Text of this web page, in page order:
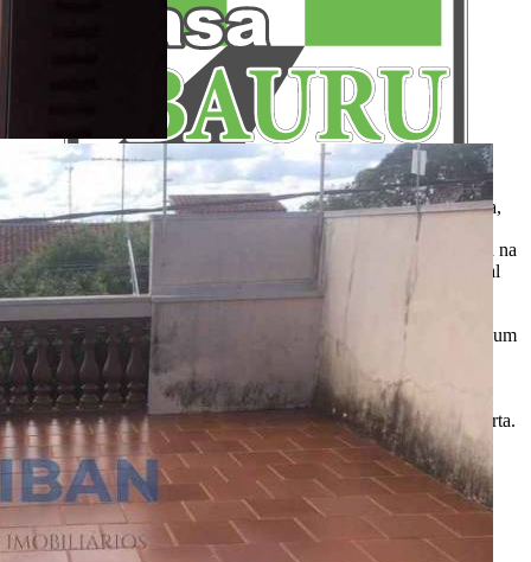
Aqui, no Portal Casa Bauru você encontra os imóveis para venda,
locação e aluguel de temporada das principais imobiliárias e
corretores em um só lugar. Precisando de um salão, chácara, casa na
praia ou sítio para eventos? Aqui você também encontra! O Portal
Casa Bauru apenas divulga as informações cadastradas pelos
usuários como um sistema de classificados. Não nos
responsabilizamos pelo conteúdo dos anúncios e não temos nenhum
envolvimento na negociação dos imóveis. SEMPRE consulte a
imobiliária ou proprietário para confirmar as informações
anunciadas. Algumas imagens podem ser meramente ilustrativas.
Itens de decoração e outros objetos podem não fazer parte da oferta.
2011-2026 Portal Casa Bauru - CNPJ responsável:
32.709.269/0001-38 - Todos os direitos reservados.
Desenvolvido com
por W3 CORP